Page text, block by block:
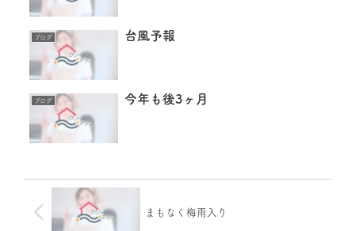
ブログ 台風予報
ブログ 今年も後3ヶ月
まもなく梅雨入り